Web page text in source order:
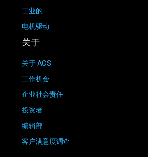
工业的
电机驱动
关于
关于 AOS
工作机会
企业社会责任
投资者
编辑部
客户满意度调查